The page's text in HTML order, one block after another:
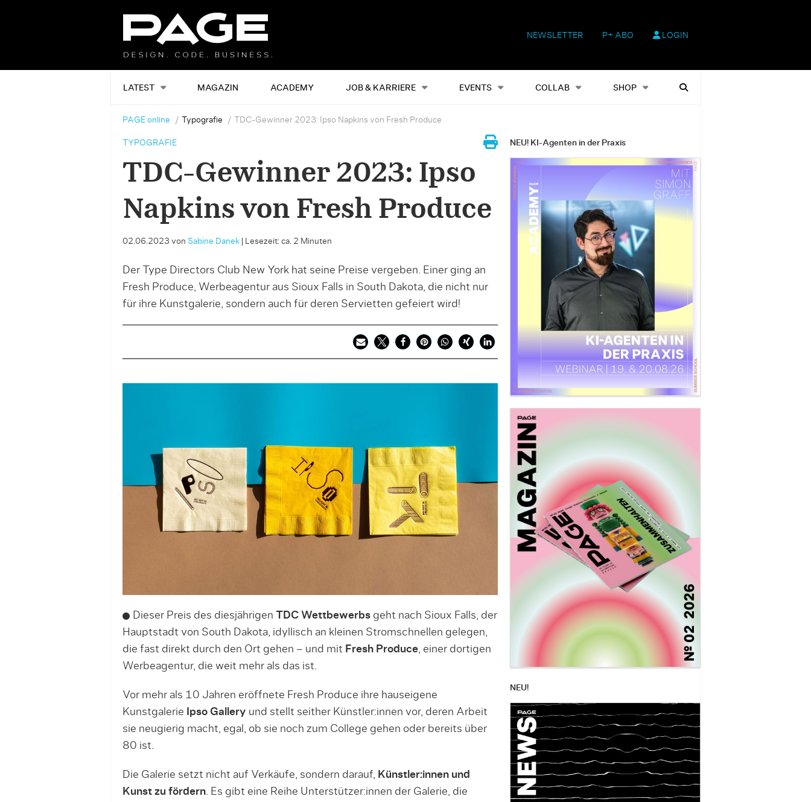
NEWSLETTER P+ ABO LOGIN
LATEST MAGAZIN ACADEMY JOB & KARRIERE EVENTS COLLAB SHOP
Alles Events Shop Heftausgaben Suchen
PAGE online Typografie TDC-Gewinner 2023: Ipso Napkins von Fresh Produce
TYPOGRAFIE
TDC-Gewinner 2023: Ipso
Napkins von Fresh Produce
02.06.2023 von Sabine Danek| Lesezeit: ca. 2 Minuten
Der Type Directors Club New York hat seine Preise vergeben. Einer ging an
Fresh Produce, Werbeagentur aus Sioux Falls in South Dakota, die nicht nur
für ihre Kunstgalerie, sondern auch für deren Servietten gefeiert wird!
Dieser Preis des diesjährigen TDC Wettbewerbsgeht nach Sioux Falls, der
Hauptstadt von South Dakota, idyllisch an kleinen Stromschnellen gelegen,
die fast direkt durch den Ort gehen – und mit Fresh Produce, einer dortigen
Werbeagentur, die weit mehr als das ist.
Vor mehr als 10 Jahren eröffnete Fresh Produce ihre hauseigene
Kunstgalerie
Ipso Gallery und stellt seither Künstler:innen vor, deren Arbeit
sie neugierig macht, egal, ob sie noch zum College gehen oder bereits über
80 ist.
Die Galerie setzt nicht auf Verkäufe, sondern darauf,
Künstler:innen und
Kunst zu fördern. Es gibt eine Reihe Unterstützer:innen der Galerie, die
NEU! KI-Agenten in der Praxis
NEU!